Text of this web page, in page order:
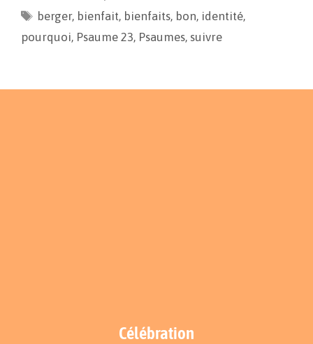
o
i
n
g
berger, bienfait, bienfaits, bon, identité,
pourquoi, Psaume 23, Psaumes, suivre
Célébration